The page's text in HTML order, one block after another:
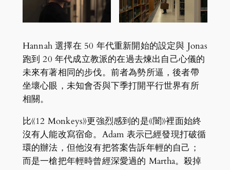
Hannah 選擇在 50 年代重新開始的設定與 Jonas
跑到 20 年代成立教派的在過去煉出自己心儀的
未來有著相同的步伐。前者為勢所逼，後者帶
坐壞心眼，未知會否與下季打開平行世界有所
相關。
比《12 Monkeys》更強烈感到的是《闇》裡面始終
沒有人能改寫宿命。Adam 表示已經發現打破循
環的辦法，但他沒有把答案告訴年輕的自己；
而是一槍把年輕時曾經深愛過的 Martha。殺掉